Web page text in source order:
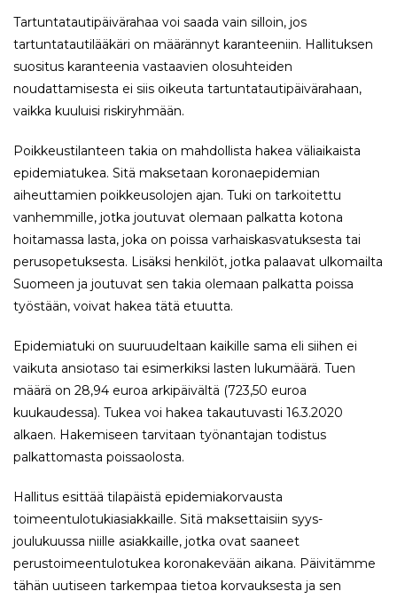
Tartuntatautipäivärahaa voi saada vain silloin, jos
tartuntatautilääkäri on määrännyt karanteeniin. Hallituksen
suositus karanteenia vastaavien olosuhteiden
noudattamisesta ei siis oikeuta tartuntatautipäivärahaan,
vaikka kuuluisi riskiryhmään.
Poikkeustilanteen takia on mahdollista hakea väliaikaista
epidemiatukea. Sitä maksetaan koronaepidemian
aiheuttamien poikkeusolojen ajan. Tuki on tarkoitettu
vanhemmille, jotka joutuvat olemaan palkatta kotona
hoitamassa lasta, joka on poissa varhaiskasvatuksesta tai
perusopetuksesta. Lisäksi henkilöt, jotka palaavat ulkomailta
Suomeen ja joutuvat sen takia olemaan palkatta poissa
työstään, voivat hakea tätä etuutta.
Epidemiatuki on suuruudeltaan kaikille sama eli siihen ei
vaikuta ansiotaso tai esimerkiksi lasten lukumäärä. Tuen
määrä on 28,94 euroa arkipäivältä (723,50 euroa
kuukaudessa). Tukea voi hakea takautuvasti 16.3.2020
alkaen. Hakemiseen tarvitaan työnantajan todistus
palkattomasta poissaolosta.
Hallitus esittää tilapäistä epidemiakorvausta
toimeentulotukiasiakkaille. Sitä maksettaisiin syys-
joulukuussa niille asiakkaille, jotka ovat saaneet
perustoimeentulotukea koronakevään aikana. Päivitämme
tähän uutiseen tarkempaa tietoa korvauksesta ja sen